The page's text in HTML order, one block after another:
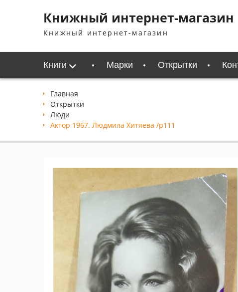
содержимомуКнижный интернет-магазин
Книжный интернет-магазин
Книги Марки Открытки
Главная
Открытки
Люди
Актор 1967. Людмила Хитяева /p111